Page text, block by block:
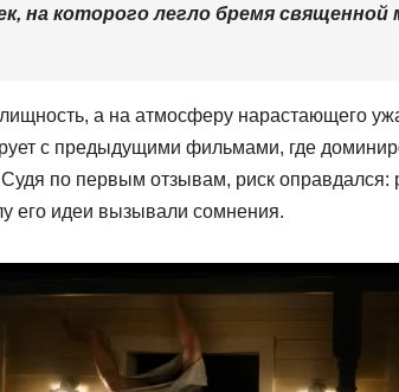
на которого легло бремя священной
а на атмосферу нарастающего
с предыдущими фильмами, где
по первым отзывам, риск оправдался:
его идеи вызывали сомнения.